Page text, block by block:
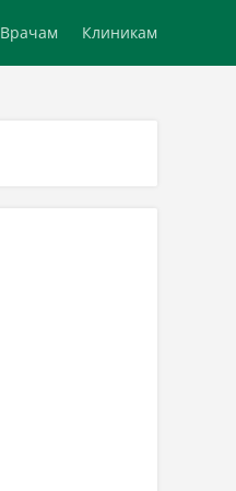
Врачам Клиникам